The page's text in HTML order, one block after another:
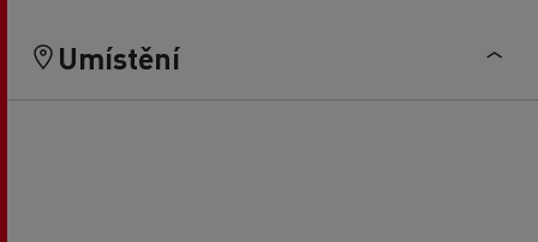
Umístění